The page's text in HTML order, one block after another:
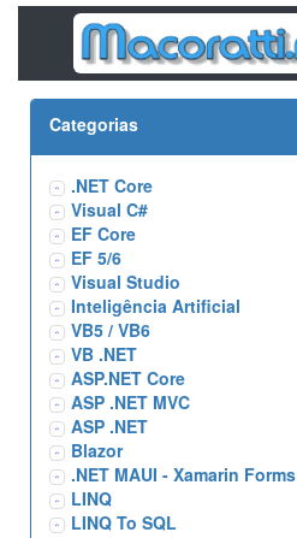
Categorias
.NET Core
Visual C#
EF Core
EF 5/6
Visual Studio
Inteligência Artificial
VB5 / VB6
VB .NET
ASP.NET Core
ASP .NET MVC
ASP .NET
Blazor
.NET MAUI - Xamarin Forms
LINQ
LINQ To SQL